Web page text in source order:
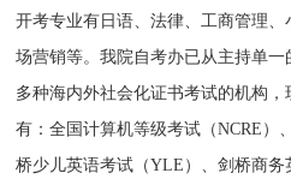
开考专业有日语、法律、工商管理
场营销等。我院自考办已从主持单
多种海内外社会化证书考试的机构
有：全国计算机等级考试（NCRE）
桥少儿英语考试（YLE）、剑桥商务